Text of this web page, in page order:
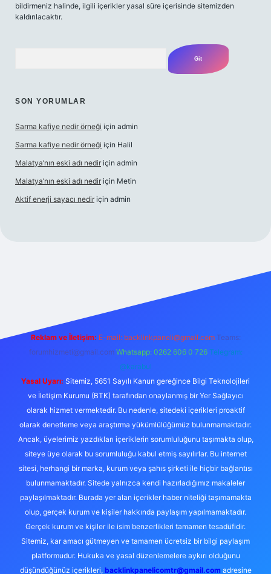
bildirmeniz halinde, ilgili içerikler yasal süre içerisinde sitemizden
kaldırılacaktır.
SON YORUMLAR
Sarma kafiye nedir örneği için admin
Sarma kafiye nedir örneği için Halil
Malatya’nın eski adı nedir için admin
Malatya’nın eski adı nedir için Metin
Aktif enerji sayacı nedir için admin
Reklam ve İletişim: E-mail: backlinkpaneli@gmail.com Teams:
forumhizmeti@gmail.com Whatsapp: 0262 606 0 726 Telegram:
@karabul
Yasal Uyarı: Sitemiz, 5651 Sayılı Kanun gereğince Bilgi Teknolojileri
ve İletişim Kurumu (BTK) tarafından onaylanmış bir Yer Sağlayıcı
olarak hizmet vermektedir. Bu nedenle, sitedeki içerikleri proaktif
olarak denetleme veya araştırma yükümlülüğümüz bulunmamaktadır.
Ancak, üyelerimiz yazdıkları içeriklerin sorumluluğunu taşımakta olup,
siteye üye olarak bu sorumluluğu kabul etmiş sayılırlar. Bu internet
sitesi, herhangi bir marka, kurum veya şahıs şirketi ile hiçbir bağlantısı
bulunmamaktadır. Sitede yalnızca kendi hazırladığımız makaleler
paylaşılmaktadır. Burada yer alan içerikler haber niteliği taşımamakta
olup, gerçek kurum ve kişiler hakkında paylaşım yapılmamaktadır.
Gerçek kurum ve kişiler ile isim benzerlikleri tamamen tesadüfidir.
Sitemiz, kar amacı gütmeyen ve tamamen ücretsiz bir bilgi paylaşım
platformudur. Hukuka ve yasal düzenlemelere aykırı olduğunu
düşündüğünüz içerikleri, backlinkpanelicomtr@gmail.comadresine